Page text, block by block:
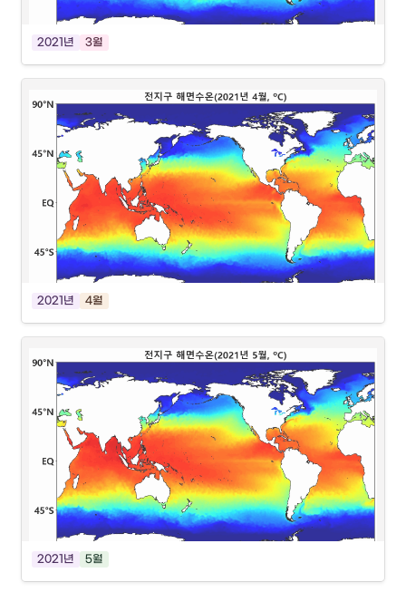
2021년 3월
2021년 4월
2021년 5월